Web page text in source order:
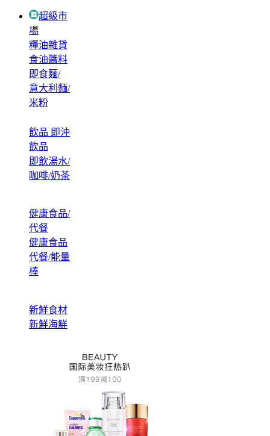
超級市
場
糧油雜貨
食油醬料
即食麵/
意大利麵/
米粉
飲品 即沖
飲品
即飲湯水/
咖啡/奶茶
健康食品/
代餐
健康食品
代餐/能量
棒
新鮮食材
新鮮海鮮